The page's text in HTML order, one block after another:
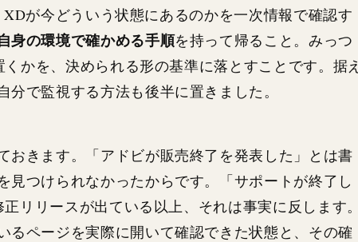
が今どういう状態にあるのかを一次情報で確認す
身の環境で確かめる手順を持って帰ること。みっつ
かを、決められる形の基準に落とすことです。据え
で監視する方法も後半に置きました。
おきます。「アドビが販売終了を発表した」とは書
見つけられなかったからです。「サポートが終了し
リリースが出ている以上、それは事実に反します。
るページを実際に開いて確認できた状態と、その確